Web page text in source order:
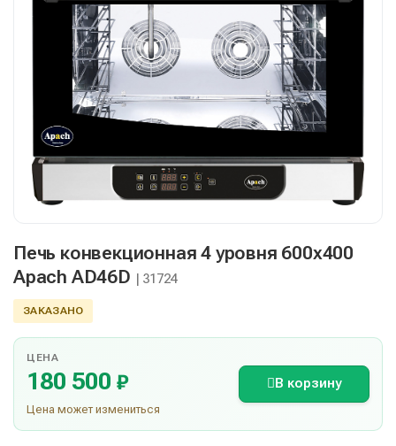
Печь конвекционная 4 уровня 600х400
Apach AD46D | 31724
ЗАКАЗАНО
ЦЕНА
180 500 ₽
Цена может измениться
В корзину